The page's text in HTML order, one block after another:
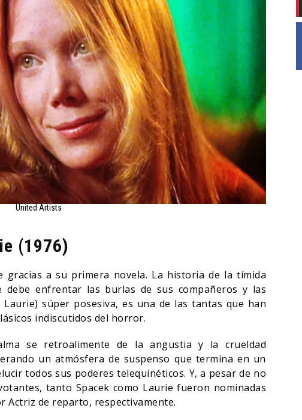
United Artists
(1976)
gracias a su primera novela. La historia de la tímida
debe enfrentar las burlas de sus compañeros y las
súper posesiva, es una de las tantas que han
indiscutidos del horror.
se retroalimente de la angustia y la crueldad
un atmósfera de suspenso que termina en un
todos sus poderes telequinéticos. Y, a pesar de no
tanto Spacek como Laurie fueron nominadas
Actriz de reparto, respectivamente.